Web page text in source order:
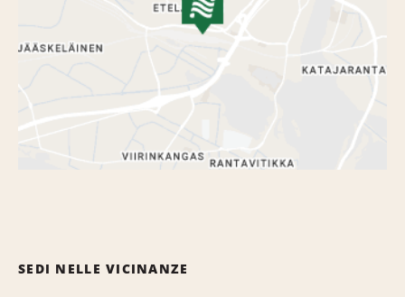
SEDI NELLE VICINANZE